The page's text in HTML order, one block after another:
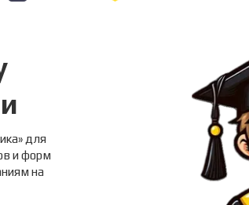
для
и форм
на